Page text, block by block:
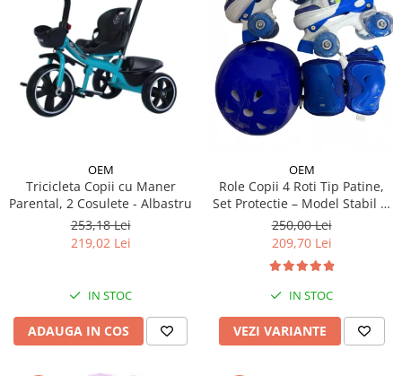
OEM
Tricicleta Copii cu Maner
Parental, 2 Cosulete - Albastru
253,18 Lei
219,02 Lei
IN STOC
ADAUGA IN COS
OEM
Role Copii 4 Roti Tip Patine,
Set Protectie – Model Stabil si
Reglabil - Albastru
250,00 Lei
209,70 Lei
IN STOC
VEZI VARIANTE